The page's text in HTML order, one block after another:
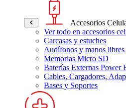
Accesorios
Ver todo en accesorios
Carcasas y estuches
Audífonos y manos libres
Memorias Micro SD
Baterías Externas Power
Cables, Cargadores,
Bases y Soportes